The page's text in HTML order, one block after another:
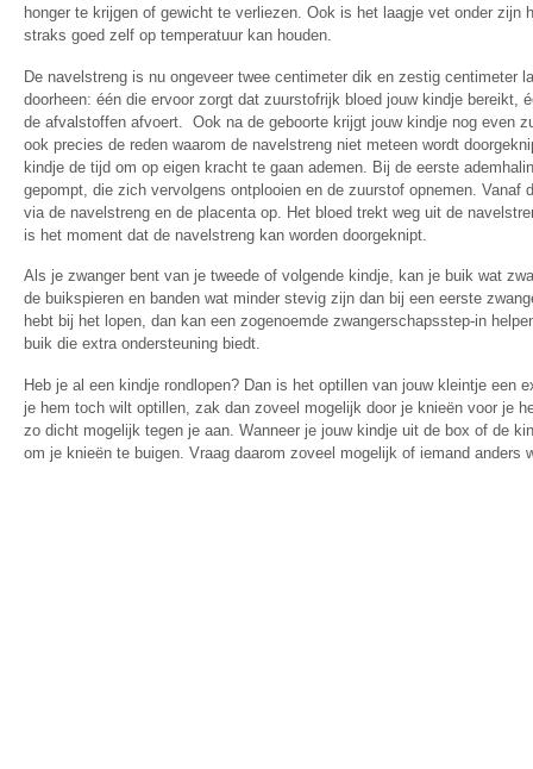
honger te krijgen of gewicht te verliezen. Ook is het laagje vet onder zijn
straks goed zelf op temperatuur kan houden.
De navelstreng is nu ongeveer twee centimeter dik en zestig centimeter
doorheen: één die ervoor zorgt dat zuurstofrijk bloed jouw kindje bereikt,
de afvalstoffen afvoert. Ook na de geboorte krijgt jouw kindje nog even
ook precies de reden waarom de navelstreng niet meteen wordt
kindje de tijd om op eigen kracht te gaan ademen. Bij de eerste
gepompt, die zich vervolgens ontplooien en de zuurstof opnemen. Vanaf
via de navelstreng en de placenta op. Het bloed trekt weg uit de
is het moment dat de navelstreng kan worden doorgeknipt.
Als je zwanger bent van je tweede of volgende kindje, kan je buik wat
de buikspieren en banden wat minder stevig zijn dan bij een eerste
hebt bij het lopen, dan kan een zogenoemde zwangerschapsstep-in
buik die extra ondersteuning biedt.
Heb je al een kindje rondlopen? Dan is het optillen van jouw kleintje een
je hem toch wilt optillen, zak dan zoveel mogelijk door je knieën voor je
zo dicht mogelijk tegen je aan. Wanneer je jouw kindje uit de box of de
om je knieën te buigen. Vraag daarom zoveel mogelijk of iemand anders